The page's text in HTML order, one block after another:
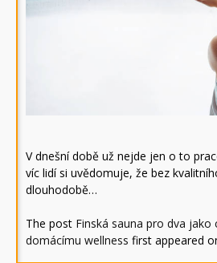
V dnešní době už nejde jen o to
víc lidí si uvědomuje, že bez
dlouhodobě…
The post Finská sauna pro dva jako
domácímu wellness first appeared